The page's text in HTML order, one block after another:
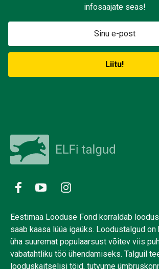
infosaajate seas!
Eestimaa Looduse Fond korraldab
saab kaasa lüüa igaüks. Loodustalgud on
üha suuremat populaarsust võitev viis
vabatahtliku töö ühendamiseks. Talguil
looduskaitselisi töid, tutvume